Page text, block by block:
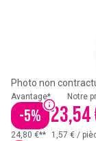
Photo non
Avantage*
-5%
Notre
23,54
24,80 €** 1,57 € /